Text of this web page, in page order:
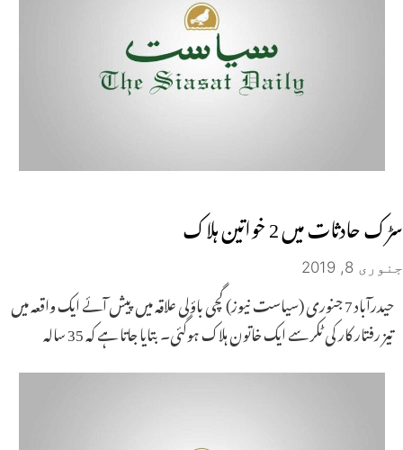
سڑک حادثات میں 2 خواتین ہلاک
جنوری 8, 2019
حیدرآباد 7 جنوری (سیاست نیوز) گچی باؤلی علاقہ میں پیش آئے ایک واقعہ میں
تیز رفتار کار کی ٹکر سے ایک خاتون ہلاک ہوگئی۔ بتایا جاتا ہے کہ 35 سالہ